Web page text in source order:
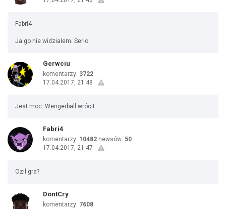
Fabri4
Ja go nie widziałem. Serio.
Gerwciu
komentarzy: 3722
17.04.2017, 21:48
Jest moc. Wengerball wrócił
Fabri4
komentarzy: 10482 newsów: 50
17.04.2017, 21:47
Ozil gra?
DontCry
komentarzy: 7608